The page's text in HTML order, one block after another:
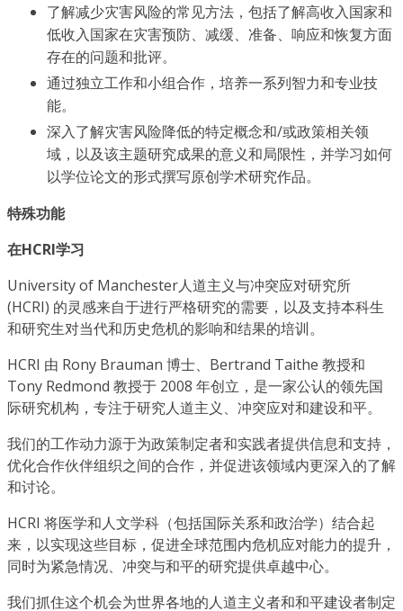
了解减少灾害风险的常见方法，包括了解高收入国家和
低收入国家在灾害预防、减缓、准备、响应和恢复方面
存在的问题和批评。
通过独立工作和小组合作，培养一系列智力和专业技
能。
深入了解灾害风险降低的特定概念和/或政策相关领
域，以及该主题研究成果的意义和局限性，并学习如何
以学位论文的形式撰写原创学术研究作品。
特殊功能
在HCRI学习
University of Manchester人道主义与冲突应对研究所
(HCRI) 的灵感来自于进行严格研究的需要，以及支持本科生
和研究生对当代和历史危机的影响和结果的培训。
HCRI 由 Rony Brauman 博士、Bertrand Taithe 教授和
Tony Redmond 教授于 2008 年创立，是一家公认的领先国
际研究机构，专注于研究人道主义、冲突应对和建设和平。
我们的工作动力源于为政策制定者和实践者提供信息和支持，
优化合作伙伴组织之间的合作，并促进该领域内更深入的了解
和讨论。
HCRI 将医学和人文学科（包括国际关系和政治学）结合起
来，以实现这些目标，促进全球范围内危机应对能力的提升，
同时为紧急情况、冲突与和平的研究提供卓越中心。
我们抓住这个机会为世界各地的人道主义者和和平建设者制定